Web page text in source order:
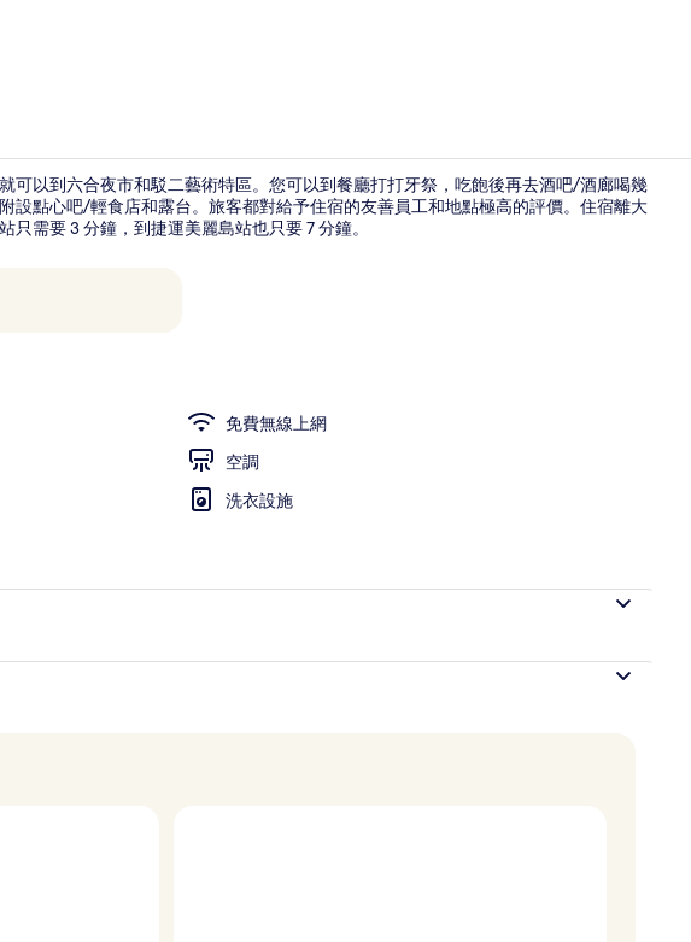
可以到六合夜市和駁二藝術特區。您可以到餐廳打打牙祭，吃飽後再去酒吧/酒廊喝幾
設點心吧/輕食店和露台。旅客都對給予住宿的友善員工和地點極高的評價。住宿離大
需要 3 分鐘，到捷運美麗島站也只要 7 分鐘。
免費無線上網
空調
洗衣設施